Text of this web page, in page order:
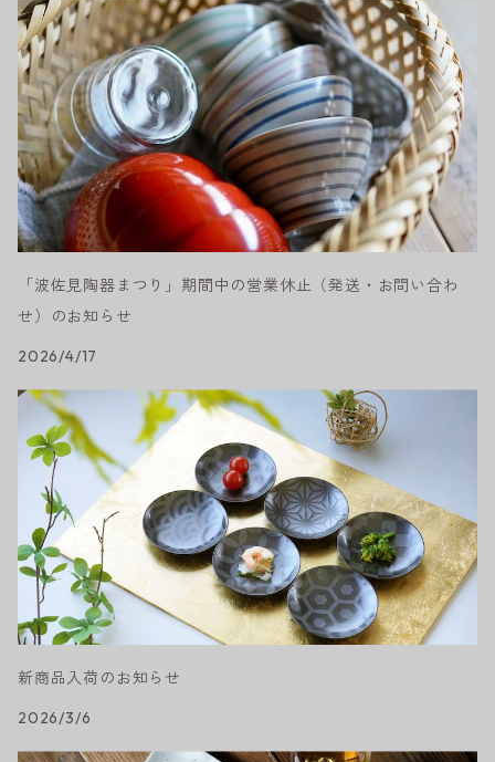
「波佐見陶器まつり」期間中の営業休止（発送・お問い合わ
せ）のお知らせ
2026/4/17
新商品入荷のお知らせ
2026/3/6